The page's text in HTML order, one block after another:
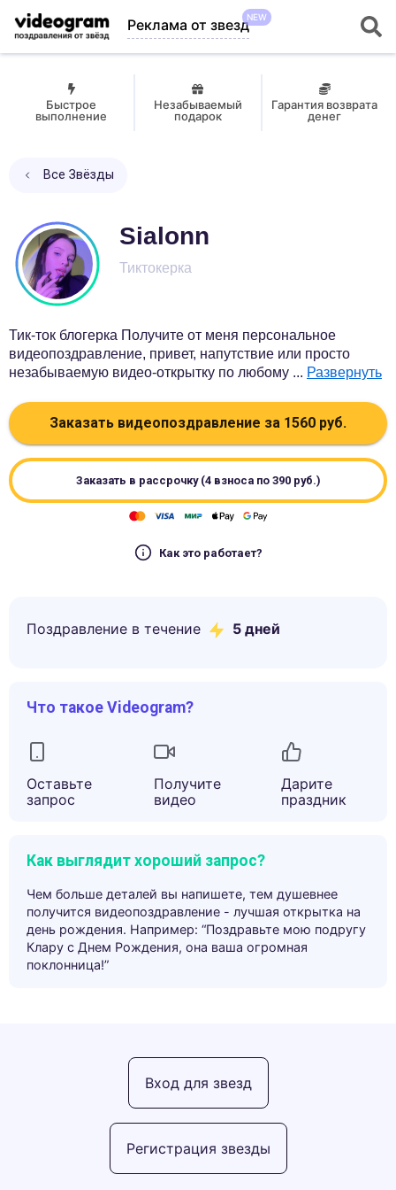
Реклама от звездNEW
Быстрое
выполнение
Незабываемый
подарок
Гарантия возврата
денег
Все Звёзды
Sialonn
Тиктокерка
Тик-ток блогерка Получите от меня персональное
видеопоздравление, привет, напутствие или просто
незабываемую видео-открытку по любому ... Развернуть
Заказать видеопоздравление за 1560 руб.
Заказать в рассрочку (4 взноса по 390руб.)
Как это работает?
Поздравление в течение 5 дней
Что такое Videogram?
Оставьте
запрос
Получите
видео
Дарите
праздник
Как выглядит хороший запрос?
Чем больше деталей вы напишете, тем душевнее
получится видеопоздравление - лучшая открытка на
день рождения. Например: “Поздравьте мою подругу
Клару с Днем Рождения, она ваша огромная
поклонница!”
Регистрация звезды
Вход для звезд